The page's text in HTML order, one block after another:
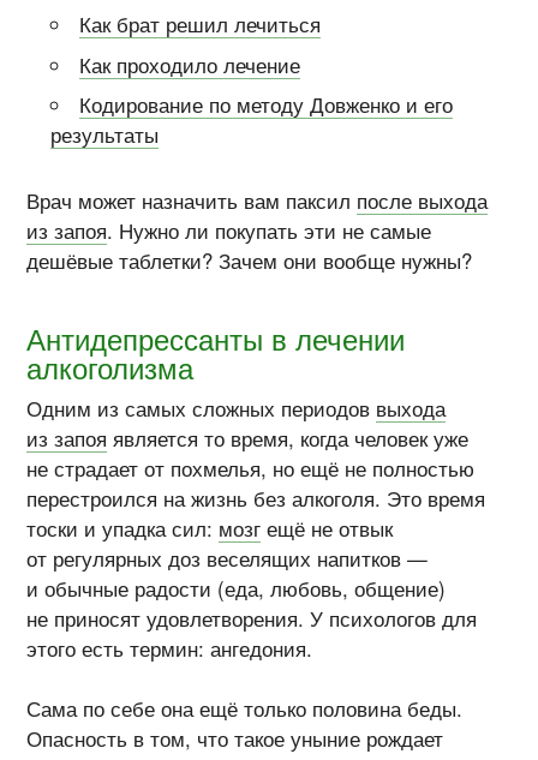
Как брат решил лечиться
Как проходило лечение
Кодирование по методу Довженко и его
результаты
Врач может назначить вам паксил после выхода
из запоя. Нужно ли покупать эти не самые
дешёвые таблетки? Зачем они вообще нужны?
Антидепрессанты в лечении
алкоголизма
Одним из самых сложных периодов выхода
из запоя является то время, когда человек уже
не страдает от похмелья, но ещё не полностью
перестроился на жизнь без алкоголя. Это время
тоски и упадка сил: мозг ещё не отвык
от регулярных доз веселящих напитков —
и обычные радости (еда, любовь, общение)
не приносят удовлетворения. У психологов для
этого есть термин: ангедония.
Сама по себе она ещё только половина беды.
Опасность в том, что такое уныние рождает